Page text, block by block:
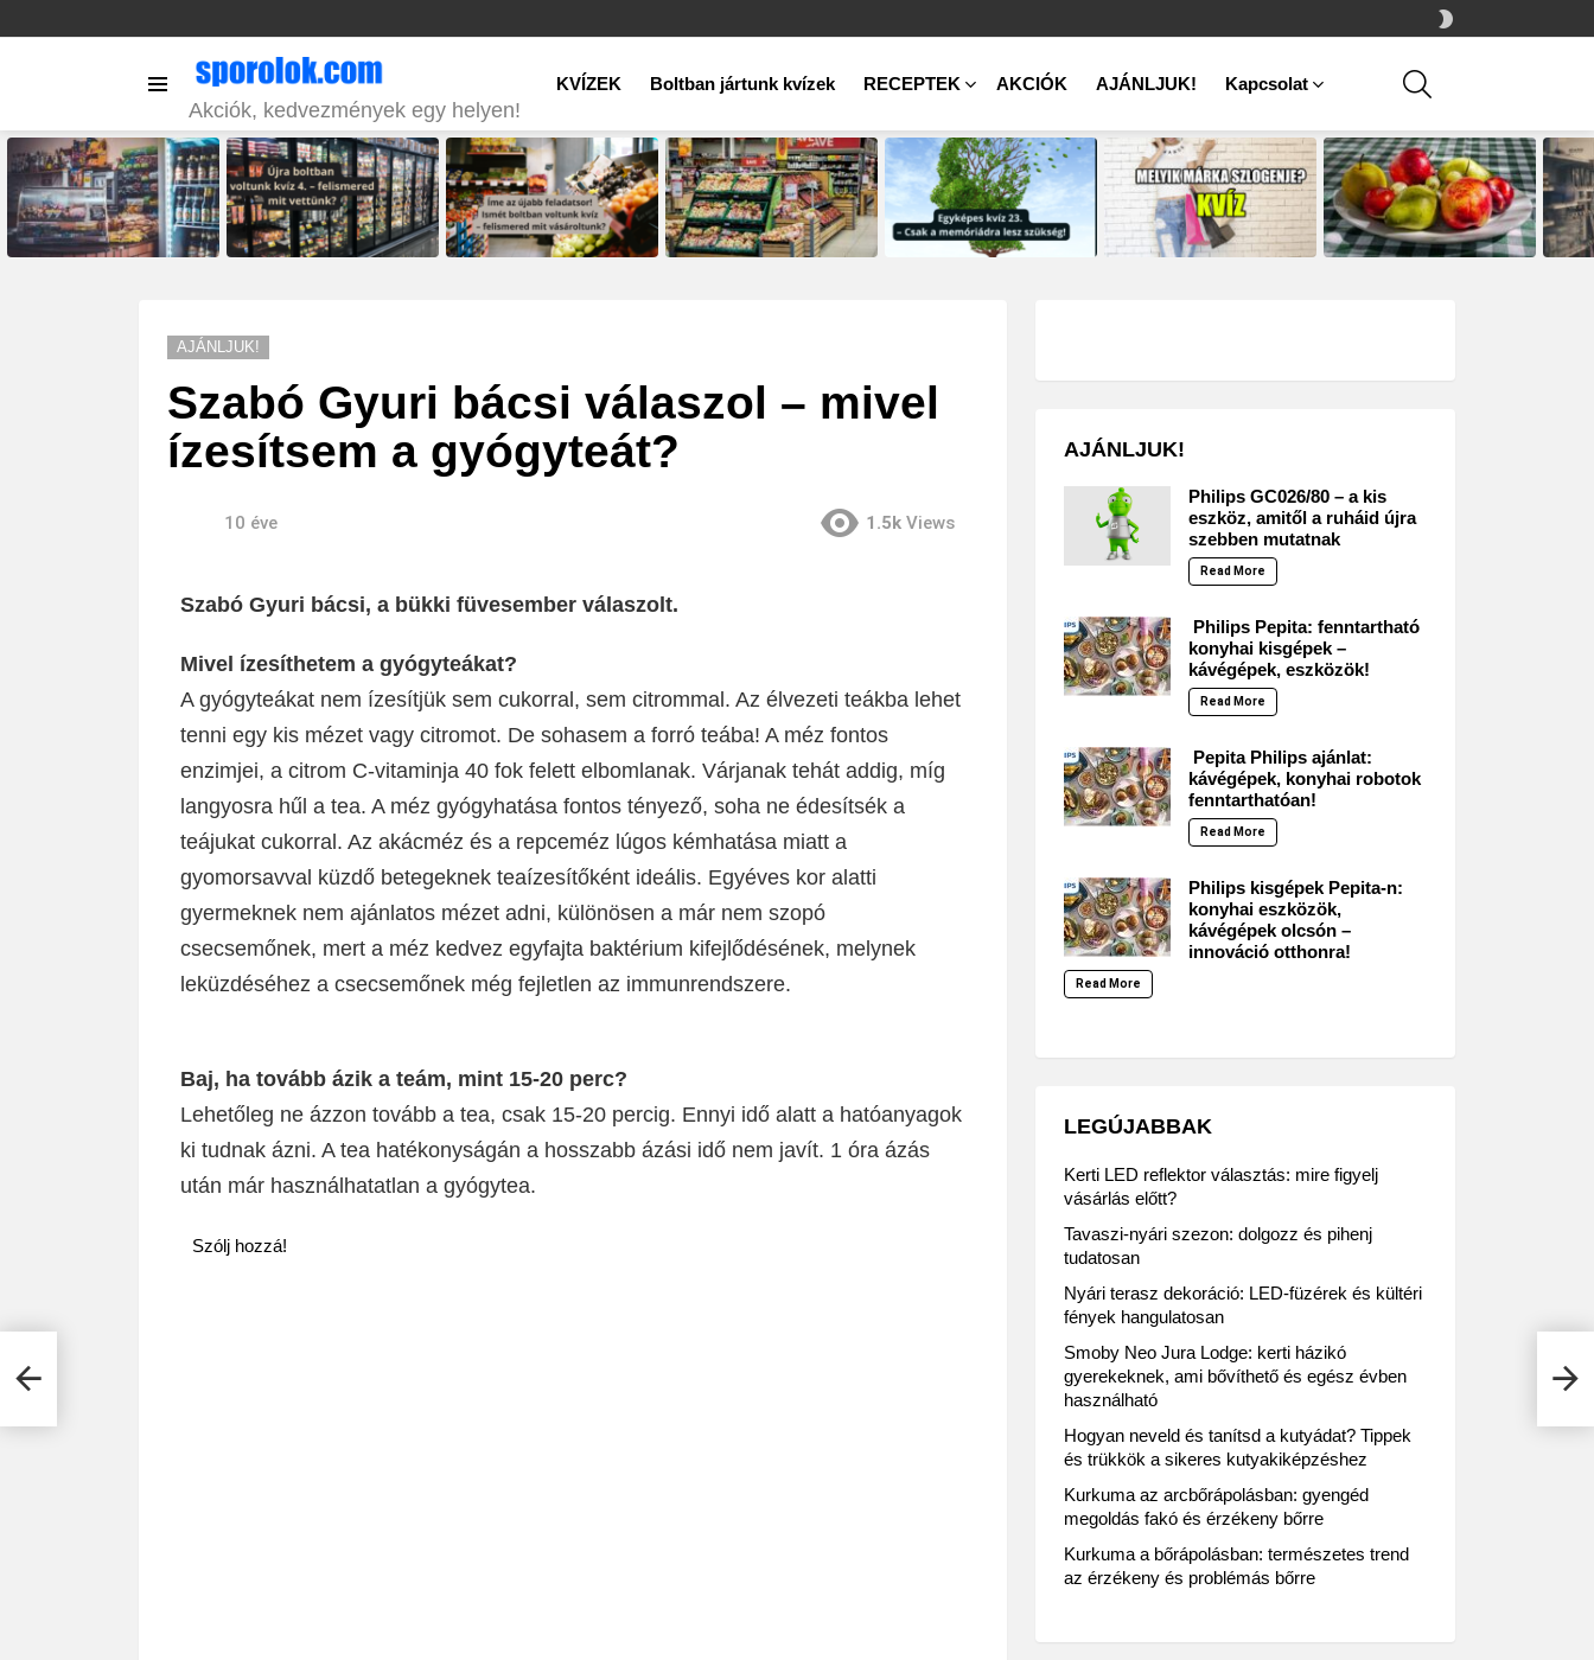
SKIN
Akciók, kedvezmények egy helyen!
KVÍZEK Boltban jártunk kvízek RECEPTEK AKCIÓK AJÁNLJUK! Kapcsolat
STORIES
AJÁNLJUK!
Szabó Gyuri bácsi válaszol – mivel
ízesítsem a gyógyteát?
10 éve 1.5k Views
Szabó Gyuri bácsi, a bükki füvesember válaszolt.
Mivel ízesíthetem a gyógyteákat?
A gyógyteákat nem ízesítjük sem cukorral, sem citrommal. Az élvezeti teákba lehet
tenni egy kis mézet vagy citromot. De sohasem a forró teába! A méz fontos
enzimjei, a citrom C-vitaminja 40 fok felett elbomlanak. Várjanak tehát addig, míg
langyosra hűl a tea. A méz gyógyhatása fontos tényező, soha ne édesítsék a
teájukat cukorral. Az akácméz és a repceméz lúgos kémhatása miatt a
gyomorsavval küzdő betegeknek teaízesítőként ideális. Egyéves kor alatti
gyermeknek nem ajánlatos mézet adni, különösen a már nem szopó
csecsemőnek, mert a méz kedvez egyfajta baktérium kifejlődésének, melynek
leküzdéséhez a csecsemőnek még fejletlen az immunrendszere.
Baj, ha tovább ázik a teám, mint 15-20 perc?
Lehetőleg ne ázzon tovább a tea, csak 15-20 percig. Ennyi idő alatt a hatóanyagok
ki tudnak ázni. A tea hatékonyságán a hosszabb ázási idő nem javít. 1 óra ázás
után már használhatatlan a gyógytea.
Szólj hozzá!
zárt
AJÁNLJUK!
Philips GC026/80 – a kis
eszköz, amitől a ruháid újra
szebben mutatnak
Read More
Philips Pepita: fenntartható
konyhai kisgépek –
kávégépek, eszközök!
Read More
Pepita Philips ajánlat:
kávégépek, konyhai robotok
fenntarthatóan!
Read More
Philips kisgépek Pepita-n:
konyhai eszközök,
kávégépek olcsón –
innováció otthonra!
Read More
LEGÚJABBAK
Kerti LED reflektor választás: mire figyelj
vásárlás előtt?
Tavaszi-nyári szezon: dolgozz és pihenj
tudatosan
Nyári terasz dekoráció: LED-füzérek és kültéri
fények hangulatosan
Smoby Neo Jura Lodge: kerti házikó
gyerekeknek, ami bővíthető és egész évben
használható
Hogyan neveld és tanítsd a kutyádat? Tippek
és trükkök a sikeres kutyakiképzéshez
Kurkuma az arcbőrápolásban: gyengéd
megoldás fakó és érzékeny bőrre
Kurkuma a bőrápolásban: természetes trend
az érzékeny és problémás bőrre